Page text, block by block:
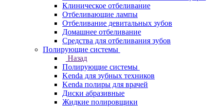
Клиническое отбеливание
Отбеливающие лампы
Отбеливание девитальных зубов
Домашнее отбеливание
Средства для отбеливания зубов
Полирующие системы
Назад
Полирующие системы
Kenda для зубных техников
Kenda полиры для врачей
Диски абразивные
Жидкие полировщики